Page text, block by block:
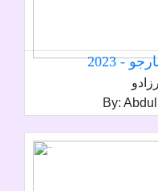
- 2023
By: